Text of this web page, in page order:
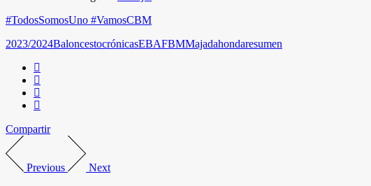
#TodosSomosUno #VamosCBM
2023/2024BaloncestocrónicasEBAFBMMajadahondaresumen
Compartir
Previous Next